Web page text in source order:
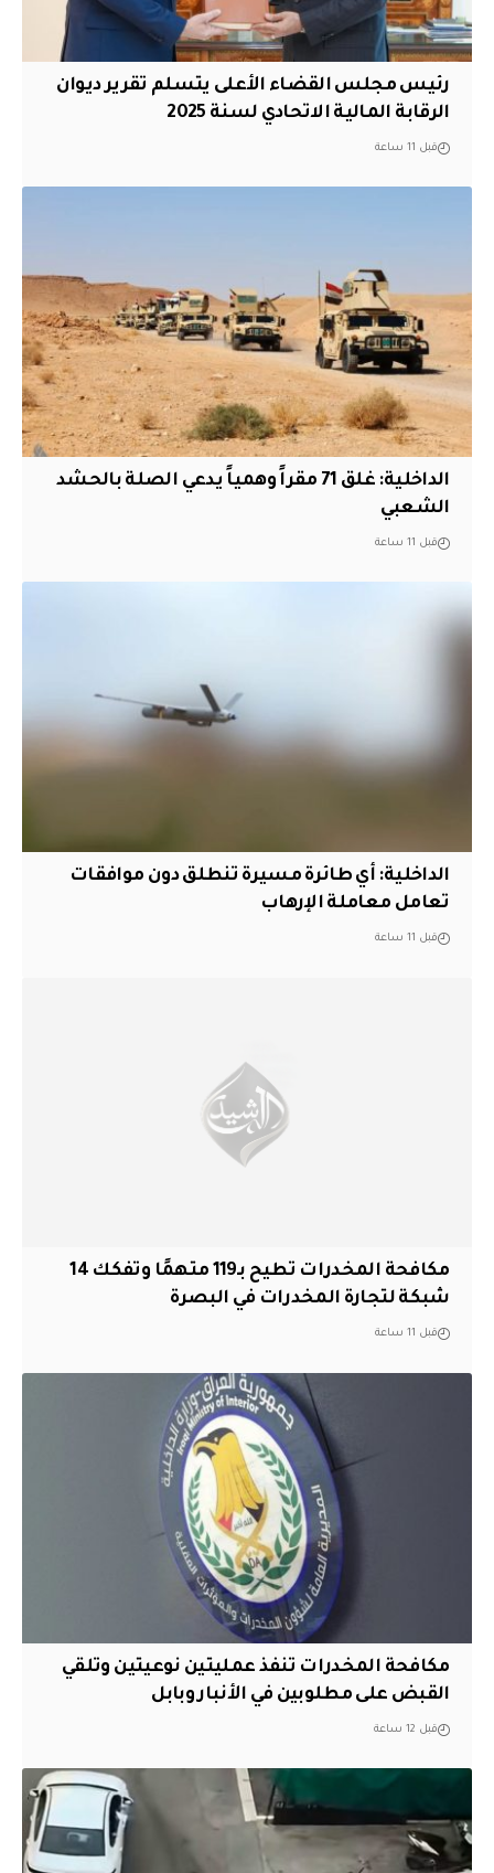
رئيس مجلس القضاء الأعلى يتسلم تقرير ديوان
الرقابة المالية الاتحادي لسنة 2025
قبل 11 ساعة
الداخلية: غلق 71 مقراً وهمياً يدعي الصلة بالحشد
الشعبي
قبل 11 ساعة
الداخلية: أي طائرة مسيرة تنطلق دون موافقات
تعامل معاملة الإرهاب
قبل 11 ساعة
مكافحة المخدرات تطيح بـ119 متهمًا وتفكك 14
شبكة لتجارة المخدرات في البصرة
قبل 11 ساعة
مكافحة المخدرات تنفذ عمليتين نوعيتين وتلقي
القبض على مطلوبين في الأنبار وبابل
قبل 12 ساعة